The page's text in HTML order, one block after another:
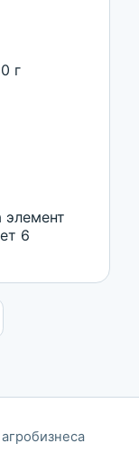
г
элемент
6